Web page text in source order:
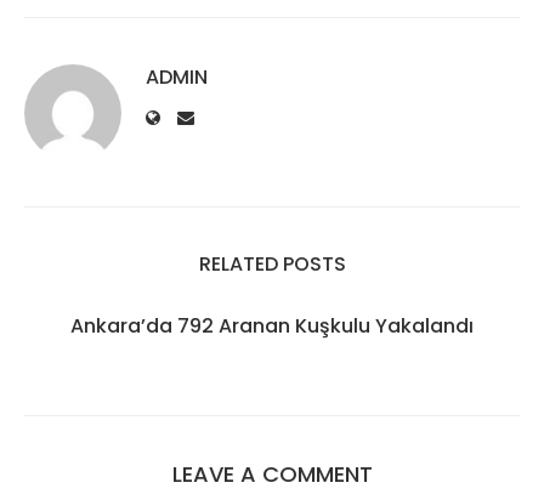
ADMIN
RELATED POSTS
Ankara’da 792 Aranan Kuşkulu Yakalandı
LEAVE A COMMENT